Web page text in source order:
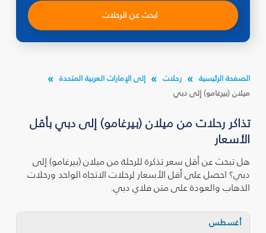
ابحث عن الرحلات
الصفحة الرئيسية رحلات
إلى الإمارات العربية المتحدة
ميلان (بيرغامو) إلى دبي
تذاكر رحلات من ميلان (بيرغامو) إلى دبي بأقل
الأسعار
هل تبحث عن أقل سعر تذكرة للرحلة من ميلان (بيرغامو) إلى
دبي؟ احصل على أقل الأسعار لرحلات الاتجاه الواحد ورحلات
الذهاب والعودة على متن فلاي دبي.
أغسطس